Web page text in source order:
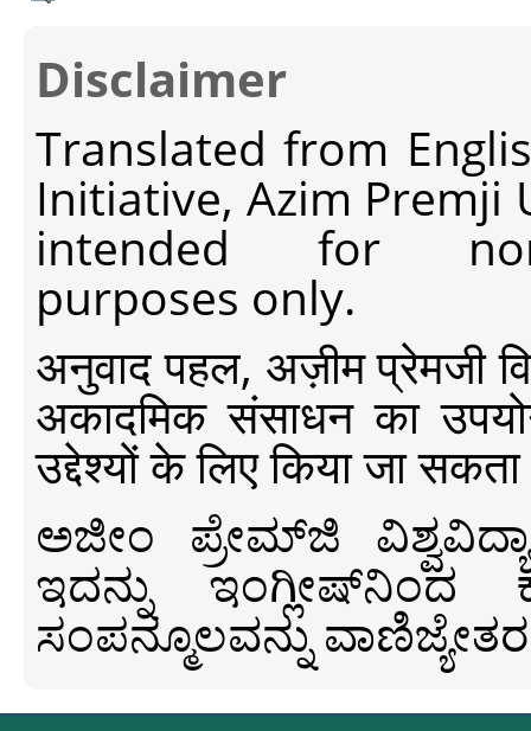
Disclaimer
Translated from
Initiative, Azim Premji
intended for non-
purposes only.
अनुवाद पहल, अज़ीम प्रेमजी
अकादमिक संसाधन का
उद्देश्यों के लिए किया जा
ಅಜೀಂ ಪ್ರೇಮ್‍ಜಿ
ಇದನ್ನು ಇಂಗ್ಲೀಷ್‍ನಿಂದ
ಸಂಪನ್ಮೂಲವನ್ನು